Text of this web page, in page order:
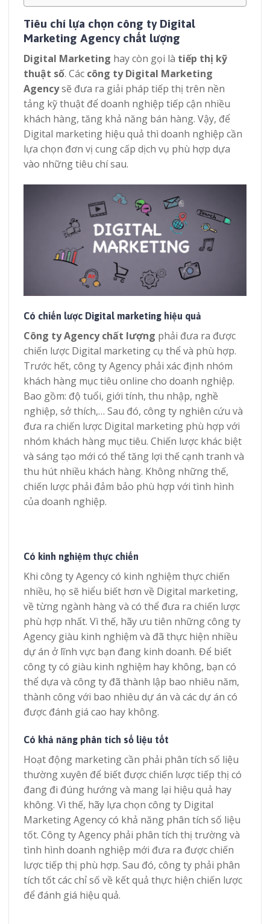
Tiêu chí lựa chọn công ty Digital
Marketing Agency chất lượng
Digital Marketing hay còn gọi là tiếp thị kỹ
thuật số. Các công ty Digital Marketing
Agencysẽ đưa ra giải pháp tiếp thị trên nền
tảng kỹ thuật để doanh nghiệp tiếp cận nhiều
khách hàng, tăng khả năng bán hàng. Vậy, để
Digital marketing hiệu quả thì doanh nghiệp cần
lựa chọn đơn vị cung cấp dịch vụ phù hợp dựa
vào những tiêu chí sau.
Có chiến lược Digital marketing hiệu quả
Công ty Agency chất lượng phải đưa ra được
chiến lược Digital marketing cụ thể và phù hợp.
Trước hết, công ty Agency phải xác định nhóm
khách hàng mục tiêu online cho doanh nghiệp.
Bao gồm: độ tuổi, giới tính, thu nhập, nghề
nghiệp, sở thích,… Sau đó, công ty nghiên cứu và
đưa ra chiến lược Digital marketing phù hợp với
nhóm khách hàng mục tiêu. Chiến lược khác biệt
và sáng tạo mới có thể tăng lợi thế cạnh tranh và
thu hút nhiều khách hàng. Không những thế,
chiến lược phải đảm bảo phù hợp với tình hình
của doanh nghiệp.
Có kinh nghiệm thực chiến
Khi công ty Agency có kinh nghiệm thực chiến
nhiều, họ sẽ hiểu biết hơn về Digital marketing,
về từng ngành hàng và có thể đưa ra chiến lược
phù hợp nhất. Vì thế, hãy ưu tiên những công ty
Agency giàu kinh nghiệm và đã thực hiện nhiều
dự án ở lĩnh vực bạn đang kinh doanh. Để biết
công ty có giàu kinh nghiệm hay không, bạn có
thể dựa và công ty đã thành lập bao nhiêu năm,
thành công với bao nhiêu dự án và các dự án có
được đánh giá cao hay không.
Có khả năng phân tích số liệu tốt
Hoạt động marketing cần phải phân tích số liệu
thường xuyên để biết được chiến lược tiếp thị có
đang đi đúng hướng và mang lại hiệu quả hay
không. Vì thế, hãy lựa chọn công ty Digital
Marketing Agency có khả năng phân tích số liệu
tốt. Công ty Agency phải phân tích thị trường và
tình hình doanh nghiệp mới đưa ra được chiến
lược tiếp thị phù hợp. Sau đó, công ty phải phân
tích tốt các chỉ số về kết quả thực hiện chiến lược
để đánh giá hiệu quả.